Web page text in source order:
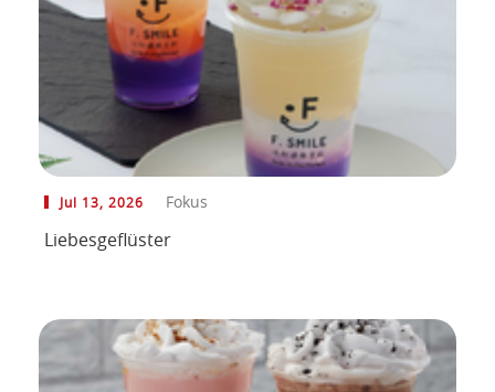
Jul 13, 2026 Fokus
Liebesgeflüster